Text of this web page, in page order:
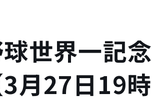
球世界一記
月27日19時